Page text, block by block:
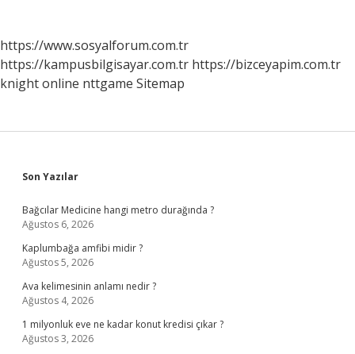
Edilmelidir
https://www.sosyalforum.com.tr
https://kampusbilgisayar.com.tr https://bizceyapim.com.tr
knight online nttgame Sitemap
Sidebar
Son Yazılar
Bağcılar Medicine hangi metro durağında ?
Ağustos 6, 2026
Kaplumbağa amfibi midir ?
Ağustos 5, 2026
Ava kelimesinin anlamı nedir ?
Ağustos 4, 2026
1 milyonluk eve ne kadar konut kredisi çıkar ?
Ağustos 3, 2026